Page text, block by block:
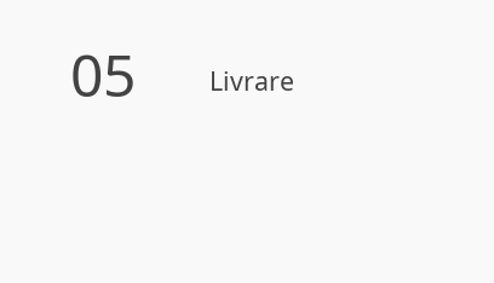
05 Livrare